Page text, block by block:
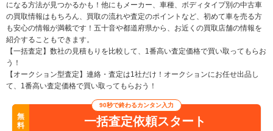
になる方法が見つかるかも！他にもメーカー、車種、ボディタイプ別の中古車
の買取情報はもちろん、買取の流れや査定のポイントなど、初めて車を売る方
も安心の情報が満載です！五十音や都道府県から、お近くの買取店舗の情報を
紹介することもできます。
【一括査定】数社の見積もりを比較して、1番高い査定価格で買い取ってもらお
う！
【オークション型査定】連絡・査定は1社だけ！オークションにお任せ出品し
て、1番高い査定価格で買い取ってもらおう！
無
料
90秒で終わるカンタン入力
一括査定依頼スタート